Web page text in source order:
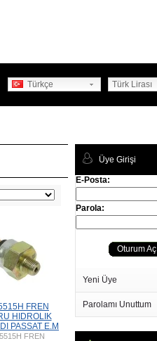
Türk Lirası
Türkçe
Üye Girişi
E-Posta:
Parola:
Oturum Aç
Yeni Üye
Parolamı Unuttum
FREN
HIDROLIK
PASSAT E.M
FREN